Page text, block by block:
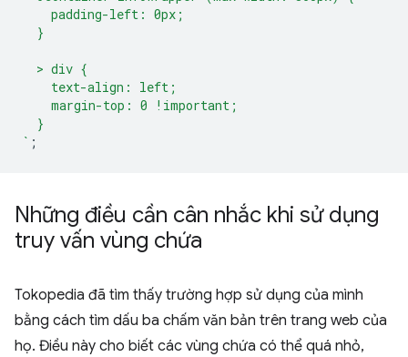
    padding-left: 0px;
  }
  > div {
    text-align: left;
    margin-top: 0 !important;
  }
` ;
Những điều cần cân nhắc khi sử dụng
truy vấn vùng chứa
Tokopedia đã tìm thấy trường hợp sử dụng của mình
bằng cách tìm dấu ba chấm văn bản trên trang web của
họ. Điều này cho biết các vùng chứa có thể quá nhỏ,